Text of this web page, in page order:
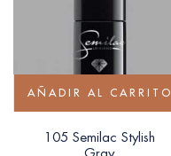
AÑADIR AL CARRITO
105 Semilac Stylish
Gray